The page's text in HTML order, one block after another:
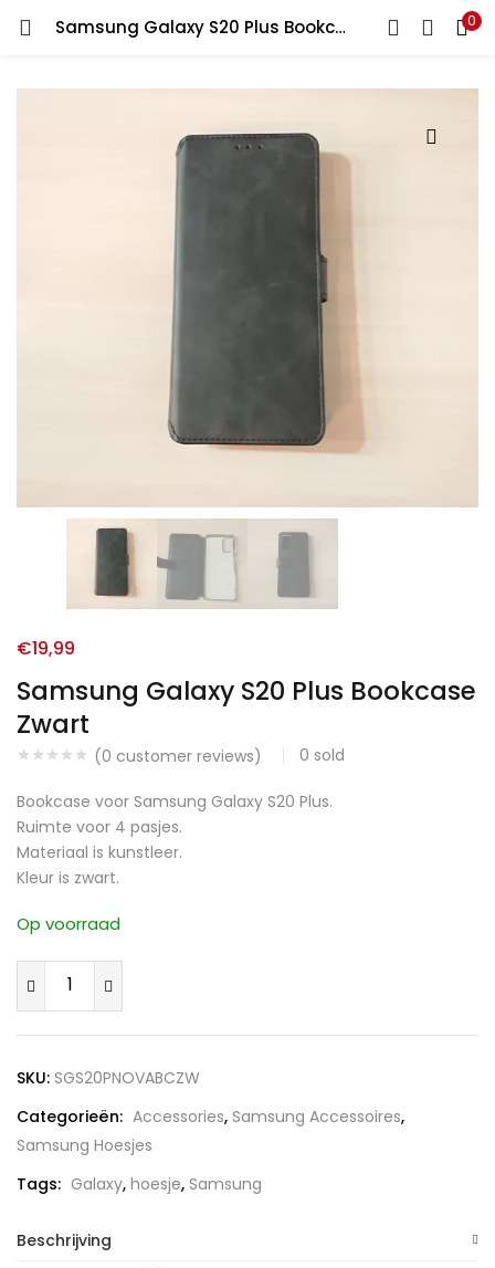
Samsung Galaxy S20 Plus Bookcase Zwart 0
LOGIN REGISTER
Samsung Galaxy S20 Plus Bookcase
Zwart
(0 customer reviews) 0 sold
€19,99
Bookcase voor Samsung Galaxy S20 Plus.
Ruimte voor 4 pasjes.
Materiaal is kunstleer.
Kleur is zwart.
Op voorraad
Samsung
S20
Bookcase
Zwart
aantal
SKU: SGS20PNOVABCZW
Categorieën: Accessories, Samsung Accessoires,
Samsung Hoesjes
Tags: Galaxy, hoesje, Samsung
Beschrijving